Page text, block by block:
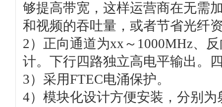
够提高带宽，这样运营商在无需
和视频的吞吐量，或者节省光纤
2）正向通道为xx～1000MHz、
计。下行四路独立高电平输出。
3）采用FTEC电涌保护。
4）模块化设计方便安装，分别